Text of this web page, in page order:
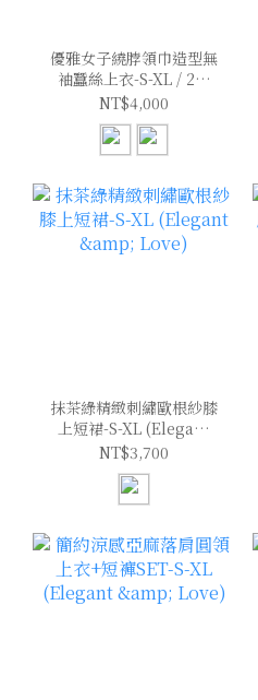
優雅女子繞脖領巾造型無
袖蠶絲上衣-S-XL / 2色
(Elegant & Love)
NT$4,000
抹茶綠精緻刺繡歐根紗膝
上短裙-S-XL (Elegant
& Love)
NT$3,700